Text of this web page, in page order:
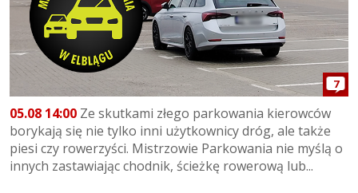
7
05.08 14:00 Ze skutkami złego parkowania kierowców
borykają się nie tylko inni użytkownicy dróg, ale także
piesi czy rowerzyści. Mistrzowie Parkowania nie myślą o
innych zastawiając chodnik, ścieżkę rowerową lub...